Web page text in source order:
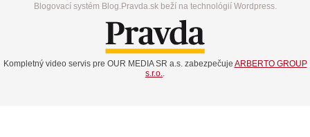
Blogovací systém Blog.Pravda.sk beží na technológií Wordpress.
Kompletný video servis pre OUR MEDIA SR a.s. zabezpečuje ARBERTO GROUP
s.r.o..